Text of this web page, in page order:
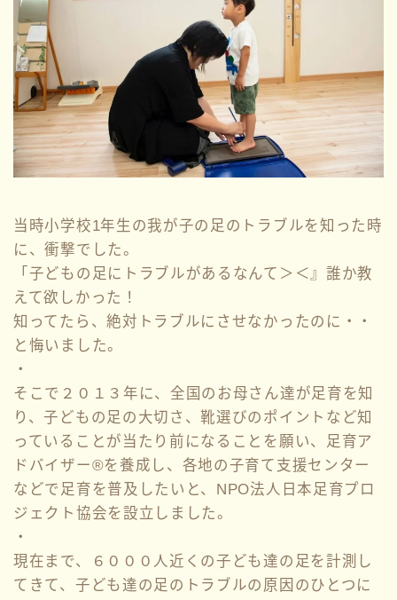
当時小学校1年生の我が子の足のトラブルを知った時
に、衝撃でした。
「子どもの足にトラブルがあるなんて＞＜』誰か教
えて欲しかった！
知ってたら、絶対トラブルにさせなかったのに・・
と悔いました。
・
そこで２０１３年に、全国のお母さん達が足育を知
り、子どもの足の大切さ、靴選びのポイントなど知
っていることが当たり前になることを願い、足育ア
ドバイザー®︎を養成し、各地の子育て支援センター
などで足育を普及したいと、NPO法人日本足育プロ
ジェクト協会を設立しました。
・
現在まで、６０００人近くの子ども達の足を計測し
てきて、子ども達の足のトラブルの原因のひとつに